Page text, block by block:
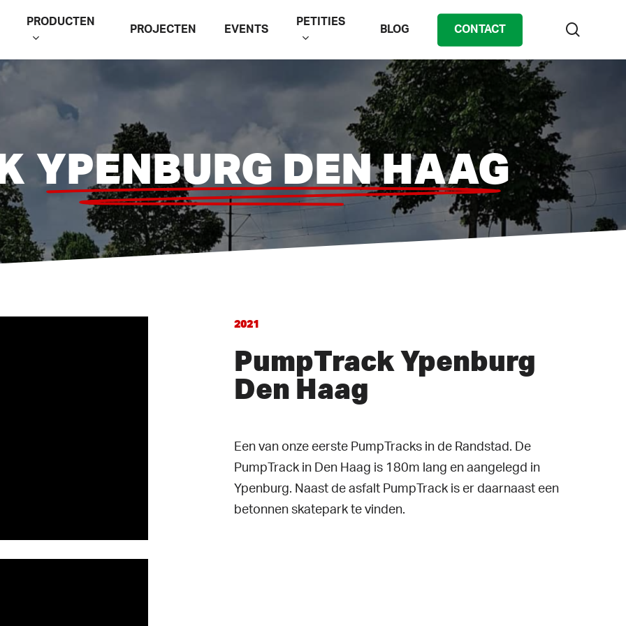
PRODUCTEN
PROJECTEN EVENTS
PETITIES
BLOG CONTACT
YPENBURG DEN HAAG
2021
PumpTrack Ypenburg
Den Haag
Een van onze eerste PumpTracks in de Randstad. De
PumpTrack in Den Haag is 180m lang en aangelegd in
Ypenburg. Naast de asfalt PumpTrack is er daarnaast een
betonnen skatepark te vinden.